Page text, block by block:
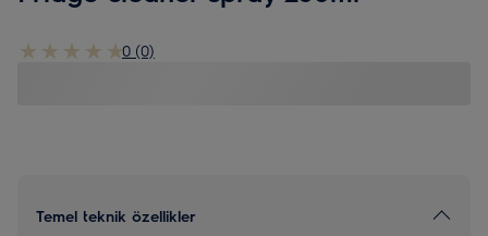
0 (0)
Temel teknik özellikler